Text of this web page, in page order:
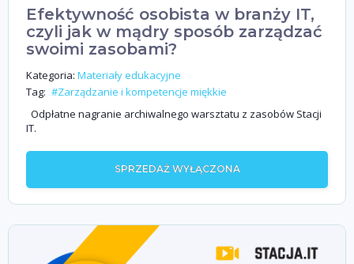
Efektywność osobista w branży IT,
czyli jak w mądry sposób zarządzać
swoimi zasobami?
Kategoria: Materiały edukacyjne
Tag: #Zarządzanie i kompetencje miękkie
Odpłatne nagranie archiwalnego warsztatu z zasobów Stacji
IT.
SPRZEDAŻ WYŁĄCZONA